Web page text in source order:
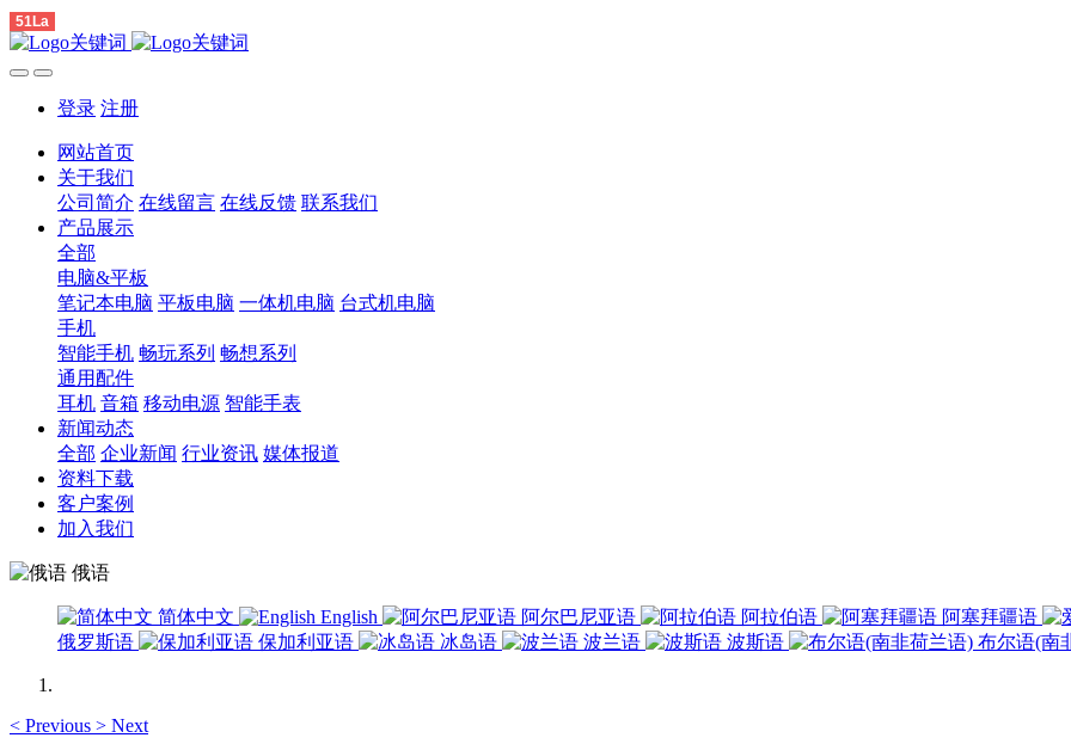
51La
登录 注册
网站首页
关于我们
公司简介 在线留言 在线反馈 联系我们
产品展示
全部
电脑&平板
笔记本电脑 平板电脑 一体机电脑 台式机电脑
手机
智能手机 畅玩系列 畅想系列
通用配件
耳机 音箱 移动电源 智能手表
新闻动态
全部 企业新闻 行业资讯 媒体报道
资料下载
客户案例
加入我们
俄语
简体中文 English 阿尔巴尼亚语 阿拉伯语
阿塞拜疆语
俄罗斯语
保加利亚语 冰岛语 波兰语 波斯语 布尔语(南
< Previous > Next